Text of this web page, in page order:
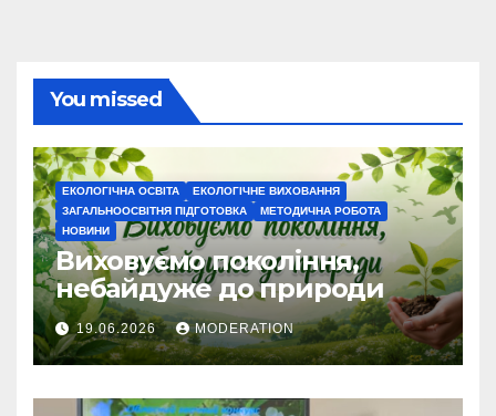
You missed
ЕКОЛОГІЧНА ОСВІТА
ЕКОЛОГІЧНЕ ВИХОВАННЯ
ЗАГАЛЬНООСВІТНЯ ПІДГОТОВКА
МЕТОДИЧНА РОБОТА
НОВИНИ
Виховуємо покоління,
небайдуже до природи
19.06.2026 MODERATION